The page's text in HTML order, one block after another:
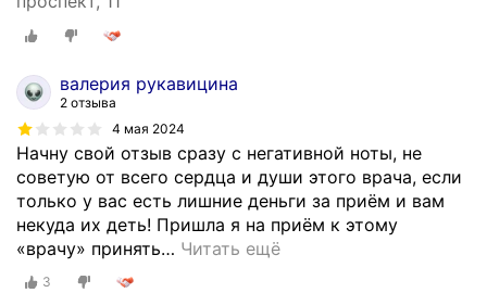
валерия рукавицина
2 отзыва
4 мая 2024
Начну свой отзыв сразу с негативной ноты, не
советую от всего сердца и души этого врача, если
только у вас есть лишние деньги за приём и вам
некуда их деть! Пришла я на приём к этому
«врачу» принять… Читать ещё
3